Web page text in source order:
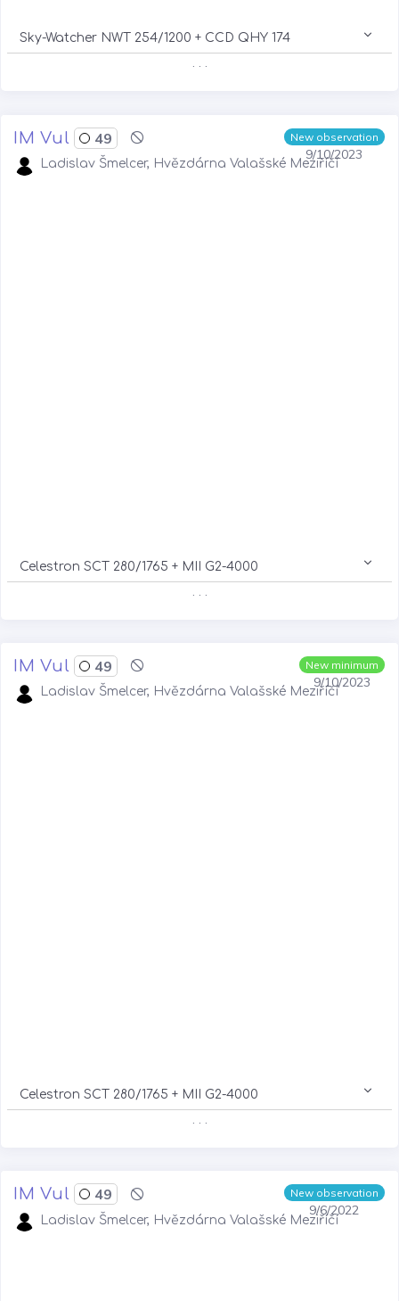
Sky-Watcher NWT 254/1200 + CCD QHY 174
. . .
New observation
9/10/2023
IM Vul 49
Ladislav Šmelcer, Hvězdárna Valašské Meziříčí
Celestron SCT 280/1765 + MII G2-4000
New minimum
9/10/2023
IM Vul 49
Ladislav Šmelcer, Hvězdárna Valašské Meziříčí
Celestron SCT 280/1765 + MII G2-4000
. . .
New observation
9/6/2022
IM Vul 49
Ladislav Šmelcer, Hvězdárna Valašské Meziříčí